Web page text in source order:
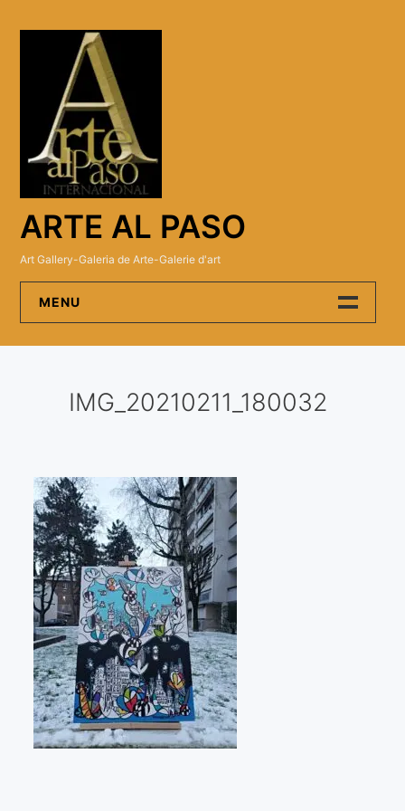
ARTE AL PASO
Art Gallery-Galeria de Arte-Galerie d'art
MENU
Artistas
Visitas a los ateliers o talleres de artistas
Presse
Qué dicen de nosotros?
Aviso legal
Política de cookies
Expositions
Bruit de gommettes Paris 2025
IMG_20210211_180032